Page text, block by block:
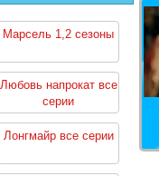
Марсель 1,2 сезоны
Любовь напрокат все
серии
Лонгмайр все серии